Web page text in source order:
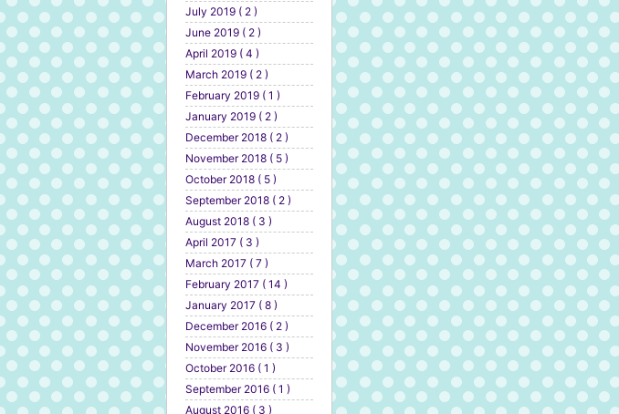
July 2019 ( 2 )
June 2019 ( 2 )
April 2019 ( 4 )
March 2019 ( 2 )
February 2019 ( 1 )
January 2019 ( 2 )
December 2018 ( 2 )
November 2018 ( 5 )
October 2018 ( 5 )
September 2018 ( 2 )
August 2018 ( 3 )
April 2017 ( 3 )
March 2017 ( 7 )
February 2017 ( 14 )
January 2017 ( 8 )
December 2016 ( 2 )
November 2016 ( 3 )
October 2016 ( 1 )
September 2016 ( 1 )
August 2016 ( 3 )